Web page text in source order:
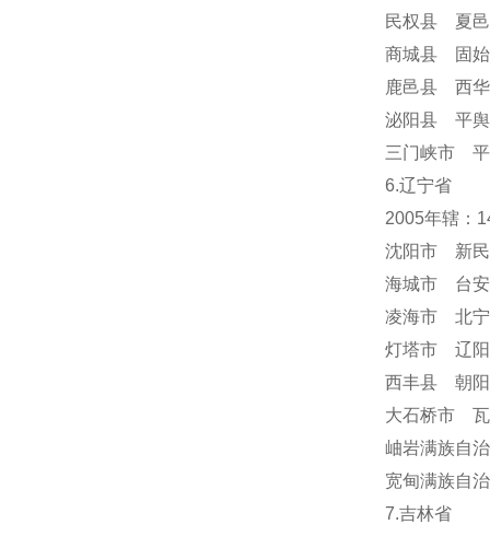
民权县 夏
商城县 固
鹿邑县 西
泌阳县 平
三门峡市
6.辽宁省
2005年辖：
沈阳市 新
海城市 台
凌海市 北
灯塔市 辽
西丰县 朝
大石桥市
岫岩满族自
宽甸满族自
7.吉林省